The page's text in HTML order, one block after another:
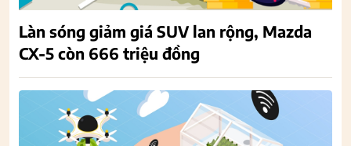
Làn sóng giảm giá SUV lan rộng, Mazda
CX-5 còn 666 triệu đồng